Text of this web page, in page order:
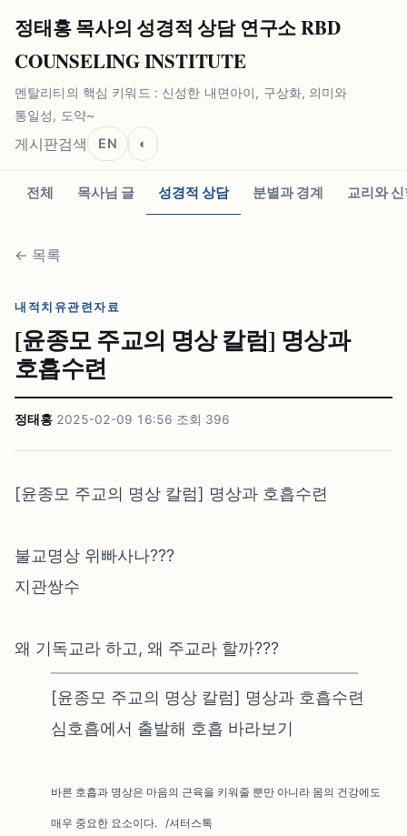
정태홍 목사의 성경적 상담 연구소 RBD
COUNSELING INSTITUTE
멘탈리티의 핵심 키워드 : 신성한 내면아이, 구상화, 의미와
통일성, 도약~
게시판검색 EN ◐
전체 목사님 글 성경적 상담 분별과 경계 교리와
← 목록
내적치유관련자료
[윤종모 주교의 명상 칼럼] 명상과
호흡수련
정태홍·2025-02-09 16:56·조회 396
[윤종모 주교의 명상 칼럼] 명상과 호흡수련
불교명상 위빠사나???
지관쌍수
왜 기독교라 하고, 왜 주교라 할까???
[윤종모 주교의 명상 칼럼] 명상과 호흡수련
심호흡에서 출발해 호흡 바라보기
바른 호흡과 명상은 마음의 근육을 키워줄 뿐만 아니라 몸의 건강에도
매우 중요한 요소이다. /셔터스톡